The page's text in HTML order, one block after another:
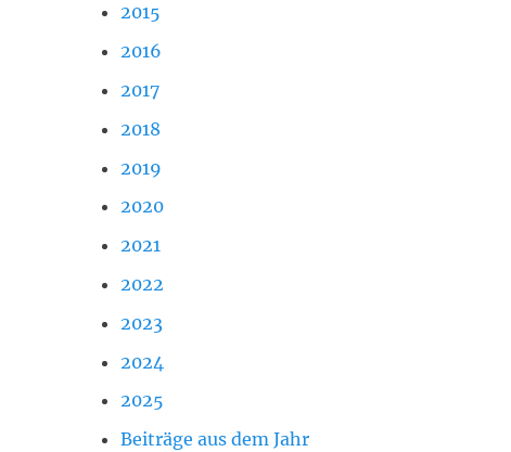
2015
2016
2017
2018
2019
2020
2021
2022
2023
2024
2025
Beiträge aus dem Jahr